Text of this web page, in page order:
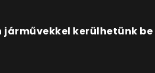
kerülhetünk be